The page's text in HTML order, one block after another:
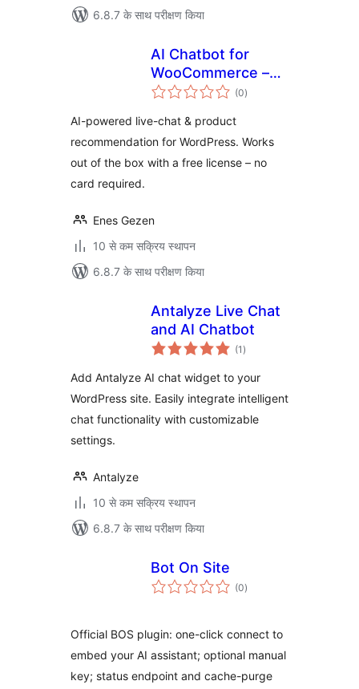
6.8.7 के साथ परीक्षण किया
AI Chatbot for
WooCommerce –
WBL Chat
(0कुल
दर)
AI-powered live-chat & product
recommendation for WordPress. Works
out of the box with a free license – no
card required.
Enes Gezen
10 से कम सक्रिय स्थापन
6.8.7 के साथ परीक्षण किया
Antalyze Live Chat
and AI Chatbot
(1 कुल
दर)
Add Antalyze AI chat widget to your
WordPress site. Easily integrate intelligent
chat functionality with customizable
settings.
Antalyze
10 से कम सक्रिय स्थापन
6.8.7 के साथ परीक्षण किया
Bot On Site
(0कुल
दर)
Official BOS plugin: one-click connect to
embed your AI assistant; optional manual
key; status endpoint and cache-purge